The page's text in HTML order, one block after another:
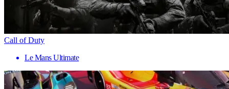
Call of Duty
Le Mans Ultimate